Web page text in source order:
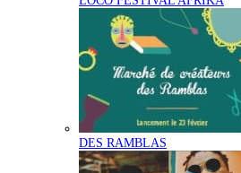
DES RAMBLAS